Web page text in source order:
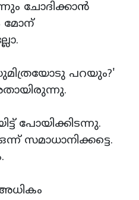
ചോദിക്കാന്‍
മോന്
പറയും?'
പോയിക്കിടന്നു.
സമാധാനിക്കട്ടെ.